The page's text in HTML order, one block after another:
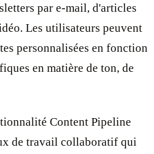
par e-mail, d'articles
Les utilisateurs peuvent
personnalisées en fonction
en matière de ton, de
Content Pipeline
de travail collaboratif qui